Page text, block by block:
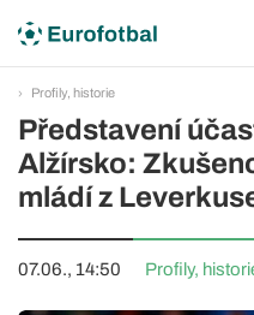
Profily, historie
Představení
Alžírsko:
mládí z
07.06., 14:50 Profily,